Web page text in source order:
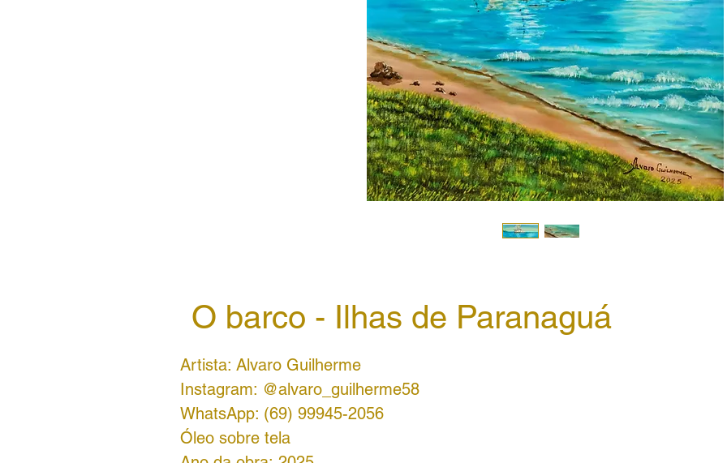
O barco - Ilhas de Paranaguá
Artista: Alvaro Guilherme
Instagram: @alvaro_guilherme58
WhatsApp: (69) 99945-2056
Óleo sobre tela